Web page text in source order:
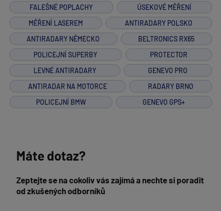
FALEŠNÉ POPLACHY
ÚSEKOVÉ MĚŘENÍ
MĚŘENÍ LASEREM
ANTIRADARY POLSKO
ANTIRADARY NĚMECKO
BELTRONICS RX65
POLICEJNÍ SUPERBY
PROTECTOR
LEVNÉ ANTIRADARY
GENEVO PRO
ANTIRADAR NA MOTORCE
RADARY BRNO
POLICEJNÍ BMW
GENEVO GPS+
Máte dotaz?
Zeptejte se na cokoliv vás zajímá a nechte si poradit
od zkušených odborníků